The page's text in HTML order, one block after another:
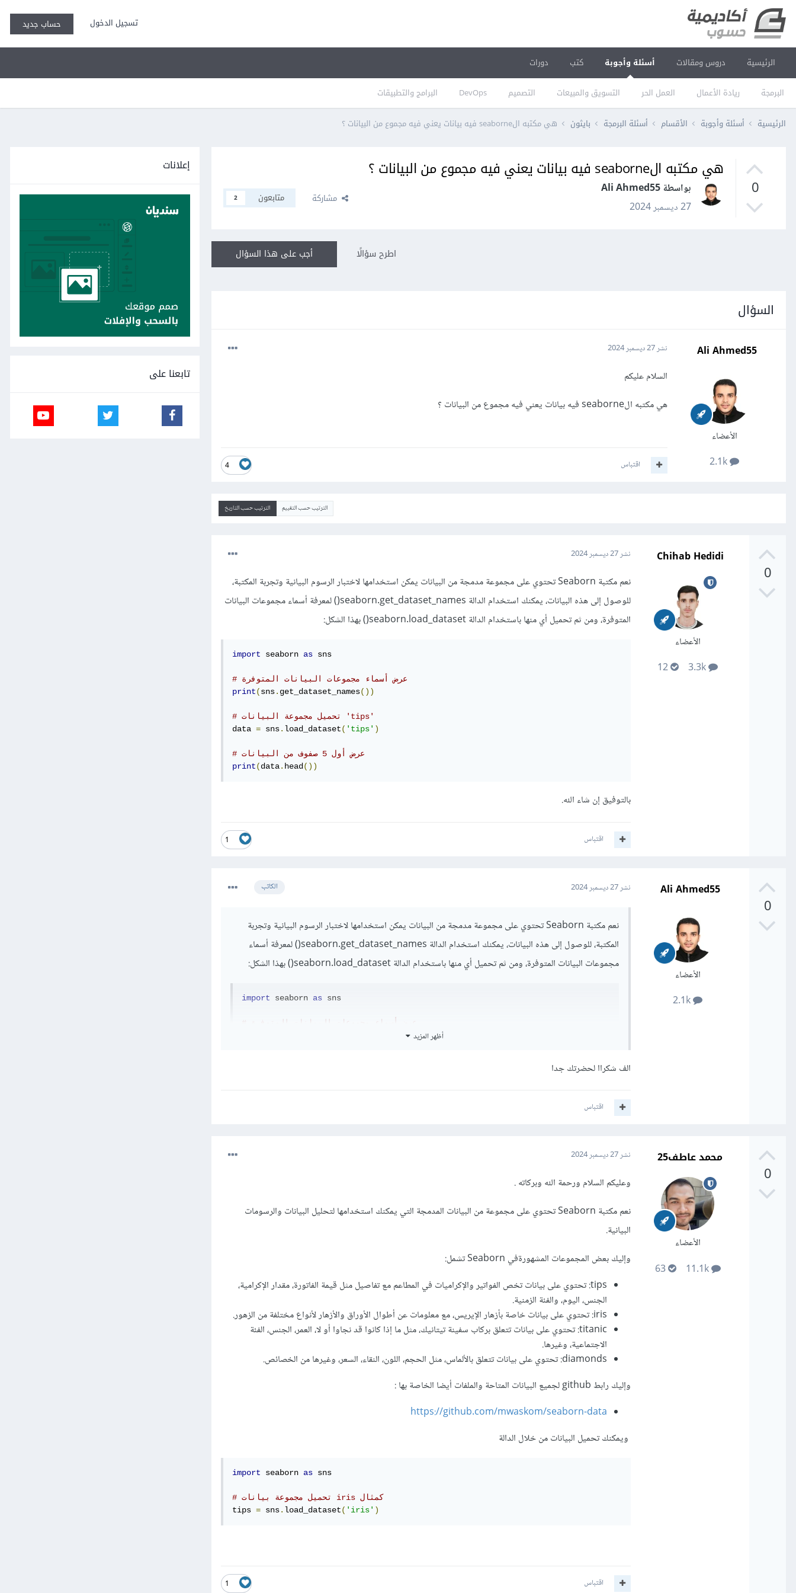
تسجيل الدخول حساب جديد
الرئيسية دروس ومقالات أسئلة وأجوبة
البرمجة ريادة الأعمال العمل الحر التسويق والمبيعات التصميم DevOps البرامج والتطبيقات
كتب دورات
الرئيسية أسئلة وأجوبة الأقسام أسئلة البرمجة بايثون هي مكتبه الseaborne فيه بيانات يعني فيه مجموع من البيانات ؟
0
هي مكتبه الseaborne فيه بيانات يعني فيه مجموع من البيانات ؟
بواسطة Ali Ahmed55
27 ديسمبر 2024
مشاركة متابعون 2
أجب على هذا السؤال اطرح سؤالًا
السؤال
Ali Ahmed55
الأعضاء
نشر27 ديسمبر 2024
السلام عليكم
هي مكتبه الseaborne فيه بيانات يعني فيه مجموع من البيانات ؟
4 اقتباس
الترتيب حسب التقييم الترتيب حسب التاريخ
0
Chihab Hedidi
الأعضاء
نشر27 ديسمبر 2024
نعم مكتبة Seaborn تحتوي على مجموعة مدمجة من البيانات يمكن استخدامها لاختبار الرسوم البيانية وتجربة المكتبة،
للوصول إلى هذه البيانات، يمكنك استخدام الدالة seaborn.get_dataset_names() لمعرفة أسماء مجموعات البيانات
المتوفرة، ومن ثم تحميل أي منها باستخدام الدالة seaborn.load_dataset() بهذا الشكل:
import seaborn as sns
# عرض أسماء مجموعات البيانات المتوفرة
print(sns. get_dataset_names())
# تحميل مجموعة البيانات 'tips'
data = sns. load_dataset( 'tips' )
# عرض أول 5 صفوف من البيانات
print(data. head())
بالتوفيق إن شاء الله.
1 اقتباس
0
Ali Ahmed55
الأعضاء
الكاتب نشر27 ديسمبر 2024
نعم مكتبة Seaborn تحتوي على مجموعة مدمجة من البيانات يمكن استخدامها لاختبار الرسوم البيانية وتجربة
المكتبة، للوصول إلى هذه البيانات، يمكنك استخدام الدالة seaborn.get_dataset_names() لمعرفة أسماء
مجموعات البيانات المتوفرة، ومن ثم تحميل أي منها باستخدام الدالة seaborn.load_dataset() بهذا الشكل:
import seaborn as sns
# عرض أسماء مجموعات البيانات المتوفرة
أظهر المزيد
الف شكراا لحضرتك جدا
اقتباس
0
محمد عاطف25
الأعضاء
11.1k
63
نشر27 ديسمبر 2024
وعليكم السلام ورحمة الله وبركاته .
نعم مكتبة Seaborn تحتوي على مجموعة من البيانات المدمجة التي يمكنك استخدامها لتحليل البيانات والرسومات
البيانية.
وإليك بعض المجموعات المشهورةفي Seaborn تشمل:
tips: تحتوي على بيانات تخص الفواتير والإكراميات في المطاعم مع تفاصيل مثل قيمة الفاتورة، مقدار الإكرامية،
الجنس، اليوم، والفئة الزمنية.
iris: تحتوي على بيانات خاصة بأزهار الإيريس، مع معلومات عن أطوال الأوراق والأزهار لأنواع مختلفة من الزهور.
titanic: تحتوي على بيانات تتعلق بركاب سفينة تيتانيك، مثل ما إذا كانوا قد نجاوا أو لا، العمر، الجنس، الفئة
الاجتماعية، وغيرها.
diamonds: تحتوي على بيانات تتعلق بالألماس، مثل الحجم، اللون، النقاء، السعر، وغيرها من الخصائص.
وإليك رابط github لجميع البيانات المتاحة والملفات أيضا الخاصة بها
:
https://github.com/mwaskom/seaborn-data
ويمكنك تحميل البيانات من خلال الدالة
import seaborn as sns
# تحميل مجموعة بيانات iris كمثال
tips = sns. load_dataset( 'iris' )
1 اقتباس
إعلانات
تابعنا على